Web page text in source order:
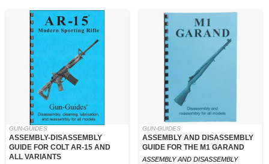
GUN-GUIDES
ASSEMBLY-DISASSEMBLY
GUIDE FOR COLT AR-15 AND
ALL VARIANTS
GUN-GUIDES
ASSEMBLY AND DISASSEMBLY
GUIDE FOR THE M1 GARAND
ASSEMBLY AND DISASSEMBLY